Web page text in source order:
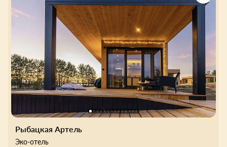
Рыбацкая Артель
Эко-отель